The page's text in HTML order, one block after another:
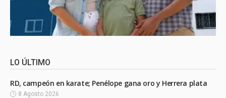
LO ÚLTIMO
RD, campeón en karate; Penélope gana oro y Herrera plata
8 Agosto 2026